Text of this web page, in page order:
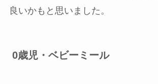
良いかもと思いました。
0歳児・ベビーミール